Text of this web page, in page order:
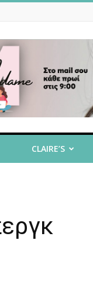
CLAIRE’S